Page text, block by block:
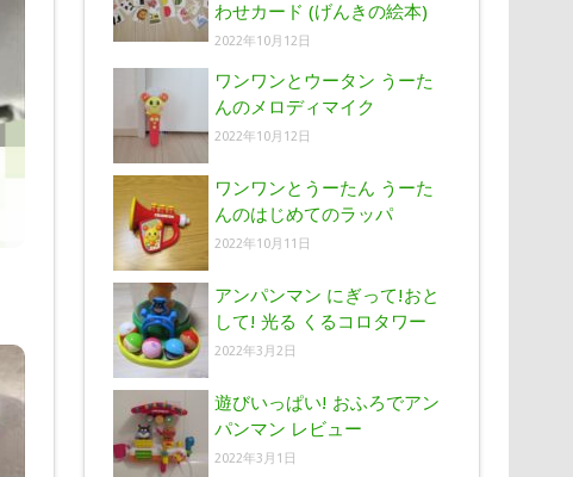
わせカード (げんきの絵本)
2022年10月12日
ワンワンとウータン うーた
んのメロディマイク
2022年10月12日
ワンワンとうーたん うーた
んのはじめてのラッパ
2022年10月11日
アンパンマン にぎって!おと
して! 光る くるコロタワー
2022年3月2日
遊びいっぱい! おふろでアン
パンマン レビュー
2022年3月1日